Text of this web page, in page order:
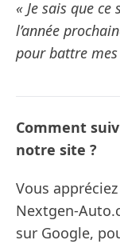
« Je sais que
l’année
pour battre
Comment
notre site ?
Vous
Nextgen-
sur Google,